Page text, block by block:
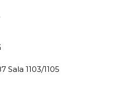
Sala 1103/1105